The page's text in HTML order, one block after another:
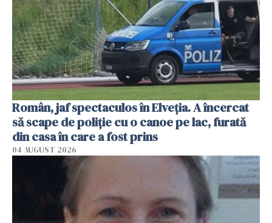
Român, jaf spectaculos în Elveția. A încercat
să scape de poliție cu o canoe pe lac, furată
din casa în care a fost prins
04 AUGUST 2026